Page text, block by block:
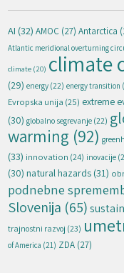
AI (32) AMOC (27) Antarctica
Atlantic meridional overturning
climate (20) climate
(29) energy (22) energy transition
Evropska unija (25) extreme
(30) globalno segrevanje (22)
warming (92)
(33) innovation (24) inovacije
(30) natural hazards (31)
podnebne
Slovenija (65)
trajnostni razvoj (23)
of America (21) ZDA (27)